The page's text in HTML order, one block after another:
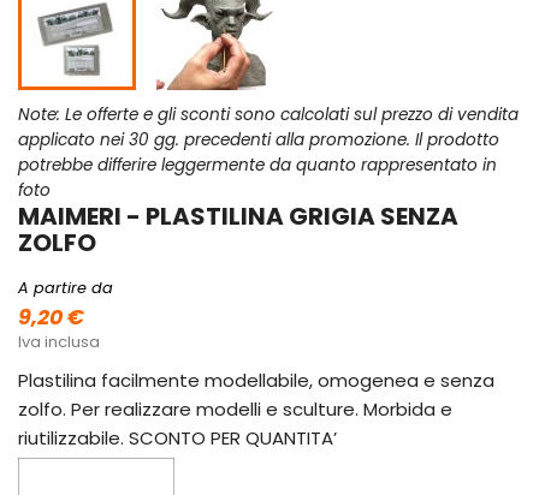
Note: Le offerte e gli sconti sono calcolati sul prezzo di vendita
applicato nei 30 gg. precedenti alla promozione. Il prodotto
potrebbe differire leggermente da quanto rappresentato in
foto
MAIMERI - PLASTILINA GRIGIA SENZA
ZOLFO
A partire da
9,20 €
Iva inclusa
Plastilina facilmente modellabile, omogenea e senza
zolfo. Per realizzare modelli e sculture. Morbida e
riutilizzabile. SCONTO PER QUANTITA’